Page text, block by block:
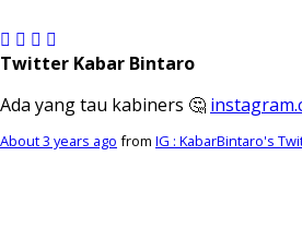
Twitter Kabar Bintaro
Ada yang tau kabiners 🤔
About 3 years ago from IG : KabarBintaro's